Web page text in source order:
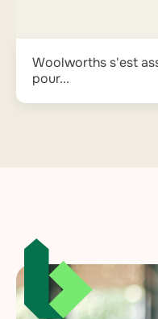
Woolworths s'est
pour...